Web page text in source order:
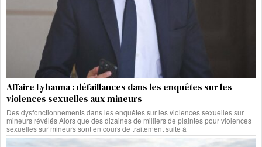
Affaire Lyhanna : défaillances dans les enquêtes sur les
violences sexuelles aux mineurs
Des dysfonctionnements dans les enquêtes sur les violences sexuelles sur
mineurs révélés Alors que des dizaines de milliers de plaintes pour violences
sexuelles sur mineurs sont en cours de traitement suite à